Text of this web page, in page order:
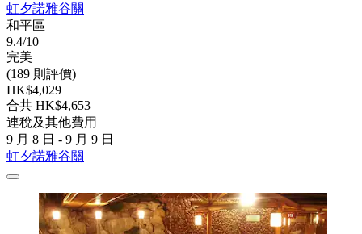
虹夕諾雅谷關
和平區
9.4/10
完美
(189 則評價)
HK$4,029
合共 HK$4,653
連稅及其他費用
9 月 8 日 - 9 月 9 日
虹夕諾雅谷關